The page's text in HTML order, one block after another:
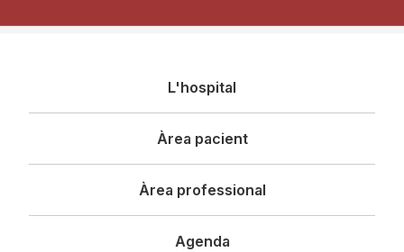
principal
L'hospital
Àrea pacient
Àrea professional
Agenda